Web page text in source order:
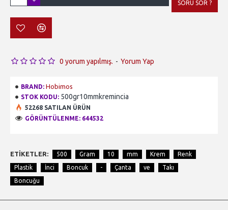
BRAND: Hobimos
STOK KODU: 500gr10mmkremincia
52268 SATILAN ÜRÜN
GÖRÜNTÜLENME: 644532
0 yorum yapılmış. - Yorum Yap
SORU SOR ?
ETIKETLER: 500 Gram 10 mm Krem Renk
Plastik İnci Boncuk - Çanta ve
Takı
Boncuğu